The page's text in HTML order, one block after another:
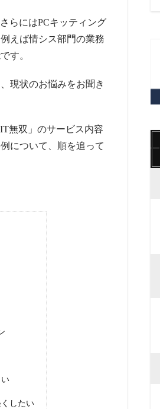
らにはPCキッティング
えば情シス部門の業務
す。
現状のお悩みをお聞き
無双」のサービス内容
について、順を追って
したい